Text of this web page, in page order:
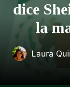
dice
la
Laura